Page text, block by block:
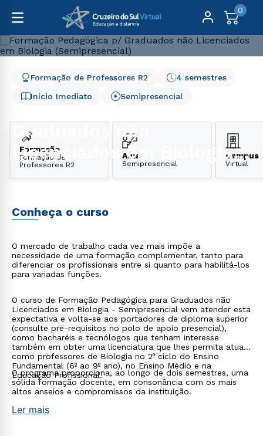
0
Formação Pedagógica p/ Graduados não Licenciados em
Biologia (Semipresencial)
Graduados não
Licenciados em Biologia
(Semipresencial)
Início Imediato
4 semestres
Formação de Professores R2
Semipresencial
Formação
Formação de
Professores R2
Aula
Semipresencial
Campus
Virtual
Conheça o curso
O mercado de trabalho cada vez mais impõe a
necessidade de uma formação complementar, tanto para
diferenciar os profissionais entre si quanto para habilitá-los
para variadas funções.
O curso de Formação Pedagógica para Graduados não
Licenciados em Biologia - Semipresencial vem atender esta
expectativa e volta-se aos portadores de diploma superior
(consulte pré-requisitos no polo de apoio presencial),
como bacharéis e tecnólogos que tenham interesse
também em obter uma licenciatura que lhes permita atuar
como professores de Biologia no 2º ciclo do Ensino
Fundamental (6º ao 9º ano), no Ensino Médio e na
Educação Profissional.
O programa proporciona, ao longo de dois semestres, uma
sólida formação docente, em consonância com os mais
altos anseios e compromissos da instituição.
Ler mais